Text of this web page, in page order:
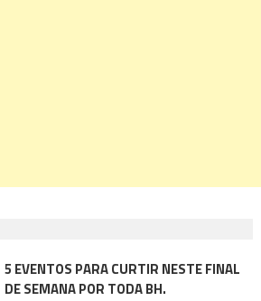
5 EVENTOS PARA CURTIR NESTE FINAL
DE SEMANA POR TODA BH.